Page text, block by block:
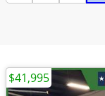
$41,995